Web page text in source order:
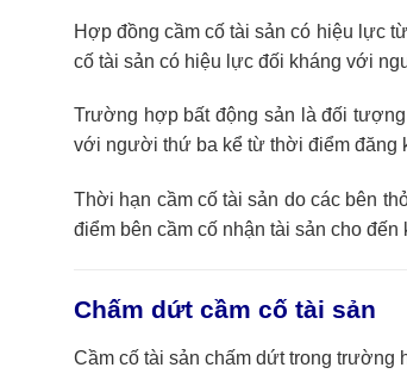
Hợp đồng cầm cố tài sản có hiệu lực
cố tài sản có hiệu lực đối kháng với
Trường hợp bất động sản là đối
với người thứ ba kể từ thời điểm đăng
Thời hạn cầm cố tài sản do các bên
điểm bên cầm cố nhận tài sản cho
Chấm dứt cầm cố tài sản
Cầm cố tài sản chấm dứt trong trường